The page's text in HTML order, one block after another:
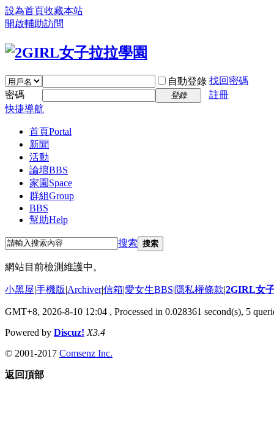
設為首頁收藏本站
開啟輔助訪問
自動登錄 找回密碼
密碼
登錄
註冊
快捷導航
首頁Portal
新聞
活動
論壇BBS
家園 Space
群組Group
BBS
幫助Help
搜索 搜索
網站目前檢測維護中。
小黑屋|手機版|Archiver|信箱|愛女生BBS|隱私權條款|2GIRL女
GMT+8, 2026-8-10 12:04 , Processed in 0.028361 second(s), 5
Powered by Discuz! X3.4
© 2001-2017 Comsenz Inc.
返回頂部